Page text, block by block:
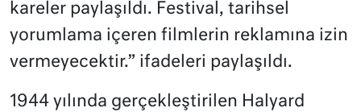
kareler paylaşıldı. Festival, tarihsel
yorumlama içeren filmlerin reklamına izin
vermeyecektir.” ifadeleri paylaşıldı.
1944 yılında gerçekleştirilen Halyard